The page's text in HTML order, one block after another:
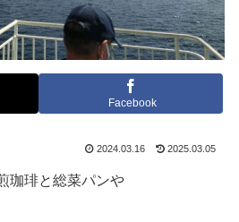
Facebook
2024.03.16 2025.03.05
珈琲と総菜パンや